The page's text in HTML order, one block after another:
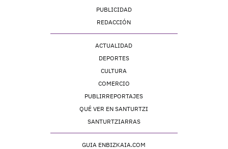
PUBLICIDAD
REDACCIÓN
ACTUALIDAD
DEPORTES
CULTURA
COMERCIO
PUBLIRREPORTAJES
QUÉ VER EN SANTURTZI
SANTURTZIARRAS
GUIA ENBIZKAIA.COM